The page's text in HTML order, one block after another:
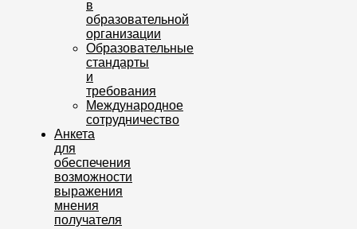
в
образовательной
организации
Образовательные
стандарты
и
требования
Международное
сотрудничество
Анкета
для
обеспечения
возможности
выражения
мнения
получателя